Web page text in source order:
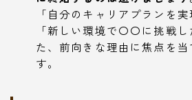
「自分のキャリアプランを実
「新しい環境で〇〇に挑戦
た、前向きな理由に焦点を
す。